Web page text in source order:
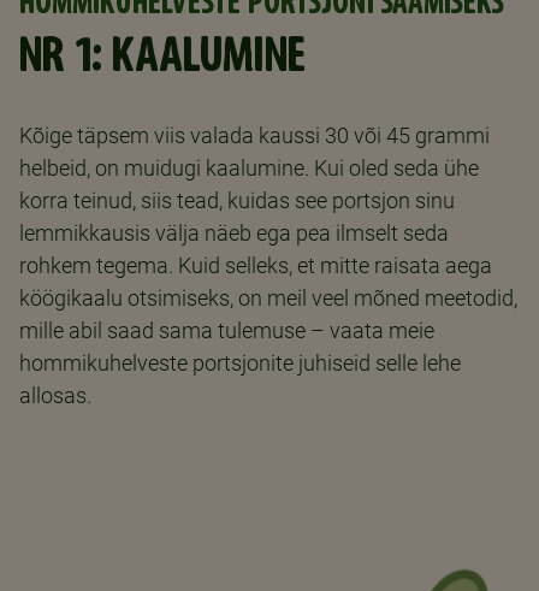
NR 1: KAALUMINE
Kõige täpsem viis valada kaussi 30 või 45 grammi
helbeid, on muidugi kaalumine. Kui oled seda ühe
korra teinud, siis tead, kuidas see portsjon sinu
lemmikkausis välja näeb ega pea ilmselt seda
rohkem tegema. Kuid selleks, et mitte raisata aega
köögikaalu otsimiseks, on meil veel mõned meetodid,
mille abil saad sama tulemuse – vaata meie
hommikuhelveste portsjonite juhiseid selle lehe
allosas.